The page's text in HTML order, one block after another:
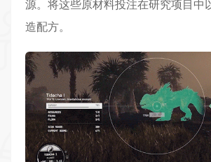
源。将这些原材料投注在研究项目中
造配方。